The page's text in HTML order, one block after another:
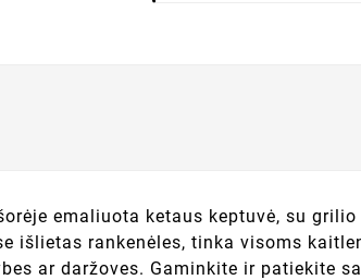
emaliuota ketaus keptuvė, su
išlietas rankenėles, tinka visoms
ar daržoves. Gaminkite ir patiekite